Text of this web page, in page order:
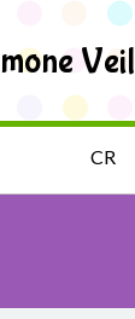
Veil
CR